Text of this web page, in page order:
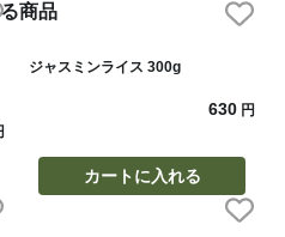
商品
ジャスミンライス 300g
630 円
カートに入れる